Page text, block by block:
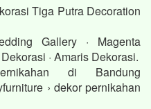
Tiga Putra Decoration
Gallery · Magenta
· Amaris Dekorasi.
di Bandung
› dekor pernikahan